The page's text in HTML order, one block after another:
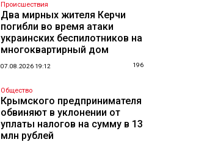
Происшествия
Два мирных жителя Керчи
погибли во время атаки
украинских беспилотников на
многоквартирный дом
07.08.2026 19:12 196
Общество
Крымского предпринимателя
обвиняют в уклонении от
уплаты налогов на сумму в 13
млн рублей